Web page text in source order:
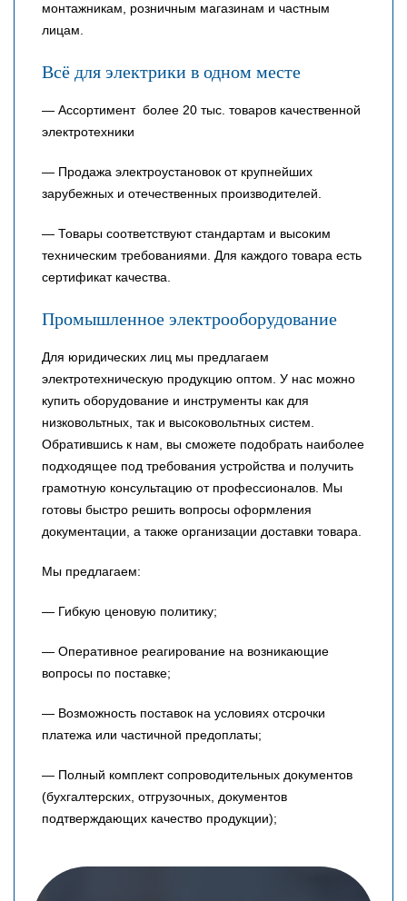
монтажникам, розничным магазинам и частным
лицам.
Всё для электрики в одном месте
— Ассортимент более 20 тыс. товаров качественной
электротехники
— Продажа электроустановок от крупнейших
зарубежных и отечественных производителей.
— Товары соответствуют стандартам и высоким
техническим требованиями. Для каждого товара есть
сертификат качества.
Промышленное электрооборудование
Для юридических лиц мы предлагаем
электротехническую продукцию оптом. У нас можно
купить оборудование и инструменты как для
низковольтных, так и высоковольтных систем.
Обратившись к нам, вы сможете подобрать наиболее
подходящее под требования устройства и получить
грамотную консультацию от профессионалов. Мы
готовы быстро решить вопросы оформления
документации, а также организации доставки товара.
Мы предлагаем:
— Гибкую ценовую политику;
— Оперативное реагирование на возникающие
вопросы по поставке;
— Возможность поставок на условиях отсрочки
платежа или частичной предоплаты;
— Полный комплект сопроводительных документов
(бухгалтерских, отгрузочных, документов
подтверждающих качество продукции);